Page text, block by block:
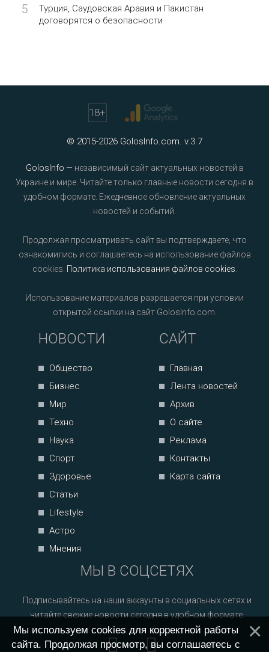
5
Турция, Саудовская Аравия и Пакистан
договорятся о безопасности
18+
© 2015-2026 GolosInfo.com. v.3.7
GolosInfo — независимый сайт актуальных новостей в
Украине и мире. Читайте только главные новости сегодня в
удобном формате. Ежедневное обновление актуальных
новостей и событий.
Продолжая просматривать сайт вы подтверждаете, что
ознакомились и соглашаетесь на использование файлов
cookies. Политика использования файлов cookies
Использование материалов разрешается при условии
открытой ссылки на сайт GolosInfo.com.
НОВОСТИ
Общество
Бизнес
Мир
Техно
Наука
Спорт
Здоровье
Статьи
Lifestyle
Астро
Мнения
САЙТ
Главная
Лента новостей
Архив
О сайте
Реклама
Контакты
Карта сайта
МЫ В СОЦСЕТЯХ
Подписывайтесь на наши аккаунты в социальных сетях и
читайте свежие новости сегодня в удобном формате.
Мы используем cookies для корректной работы
сайта. Продолжая просмотр, вы соглашаетесь с